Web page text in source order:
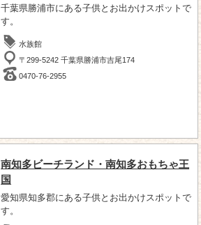
千葉県勝浦市にある子供とお出かけスポットで
す。
水族館
〒299-5242 千葉県勝浦市吉尾174
0470-76-2955
南知多ビーチランド・南知多おもちゃ王
国
愛知県知多郡にある子供とお出かけスポットで
す。